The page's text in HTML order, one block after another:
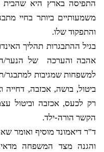
התפיסה בארץ היא שהבית
משמעותיים ביותר בחיי
והתפקוד שלו.
בגיל ההתבגרות תהליך
אהבה והערכה
של הנער/ה
למשפחות שמגיבות למתבגר/
ביטול, בושה, אכזבה, דחייה
רק לכעס, אכזבה וביטול
הקשר הורה-ילד.
ד"ר דיאמונד מוסיף ואומר
והגנה מצד המשפחה